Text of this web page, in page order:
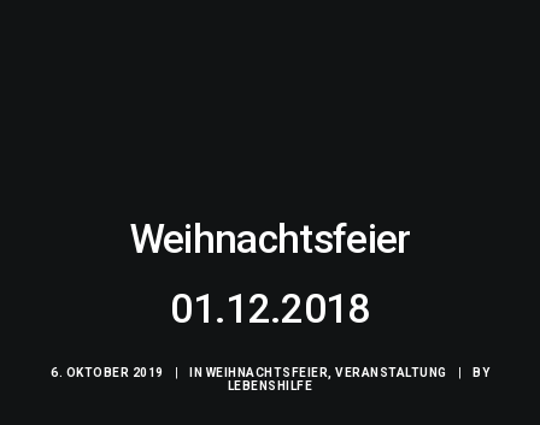
Weihnachtsfeier
01.12.2018
6. OKTOBER 2019 IN WEIHNACHTSFEIER VERANSTALTUNG
BY
LEBENSHILFE